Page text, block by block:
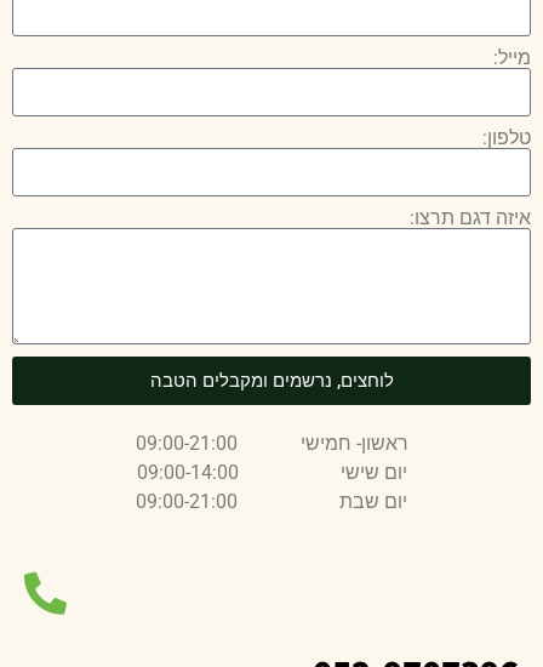
מייל:
טלפון:
איזה דגם תרצו:
לוחצים, נרשמים ומקבלים הטבה
ראשון- חמישי 09:00-21:00
יום שישי 09:00-14:00
יום שבת 09:00-21:00